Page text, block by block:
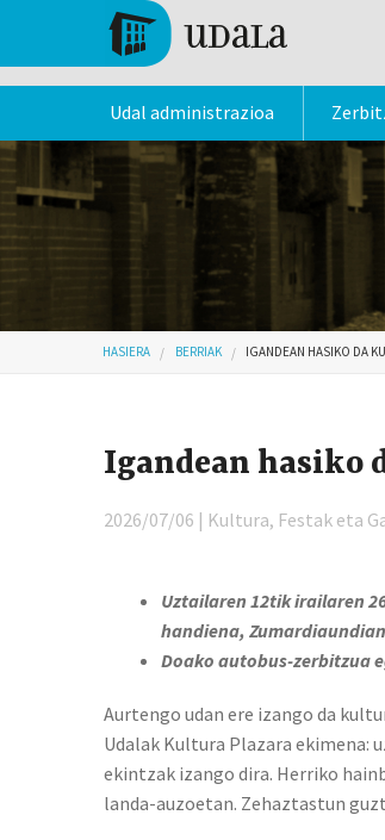
Skip to main content
Udal administrazioa
Hemen zaude
HASIERA BERRIAK IGANDEAN HASIKO DA
Igandean hasiko
2026/07/06 | Kultura, Festak eta
Uztailaren 12tik irailaren
handiena,
Doako autobus-zerbitzua
Aurtengo udan ere izango da
Udalak Kultura Plazara
ekintzak izango dira. Herriko
landa-auzoetan. Zehaztastun